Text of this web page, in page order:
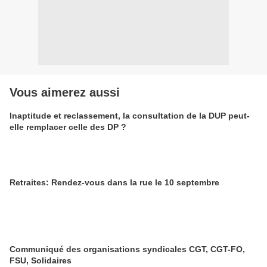
Vous aimerez aussi
Inaptitude et reclassement, la consultation de la DUP peut-
elle remplacer celle des DP ?
Retraites: Rendez-vous dans la rue le 10 septembre
Communiqué des organisations syndicales CGT, CGT-FO,
FSU, Solidaires